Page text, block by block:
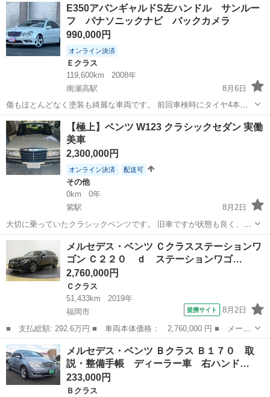
E350アバンギャルドS左ハンドル サンルー
フ パナソニックナビ バックカメラ
990,000円
オンライン決済
Ｅクラス
119,600km
2008年
南瀬高駅
8月6日
傷もほとんどなく塗装も綺麗な車両です。 前回車検時にタイヤ4本交
換してから6,000kmくらいの使用なので、残溝も十分あります。 バッ
テリーは2024年7月BOSCH製に交換しています。 ハイスピード域での
直進性能、コーナー...
福岡 みやま市 南瀬高駅
【極上】ベンツ W123 クラシックセダン 実働
美車
2,300,000円
オンライン決済 配送可
その他
0km
0年
紫駅
8月2日
大切に乗っていたクラシックベンツです。 旧車ですが状態も良く、外
装・内装ともにかなり綺麗な部類だと思います。 現車確認歓迎です。
■車両情報 ・Mercedes-Benz W123 ・ボディカラー：アイボリー系 ・
実働 ...
福岡 紫駅
メルセデス・ベンツ Ｃクラスステーションワ
ゴン Ｃ２２０ ｄ ステーションワゴ…
2,760,000円
Ｃクラス
51,433km
2019年
福岡市
提携サイト 8月2日
■ 支払総額: 292.6万円 ■ 車両本体価格： 2,760,000 円 ■ メーカ
ー名： メルセデス・ベンツ ■ 車種名： Ｃクラスステーションワ
ゴン ■ グレード名： Ｃ２２０ ｄ ステーションワゴン アバン
ギャルド...
福岡 福岡市 Ｃクラス
メルセデス・ベンツ Ｂクラス Ｂ１７０ 取
説・整備手帳 ディーラー車 右ハンド…
233,000円
Ｂクラス